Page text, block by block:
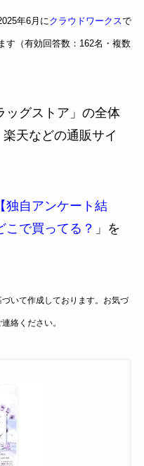
年6月にクラウドワークスで
す（有効回答数：162名・複数
ッグストア」の全体
天などの通販サイ
【独自アンケート結
で買ってる？ 」を
づいて作成しております。お気づ
絡ください。